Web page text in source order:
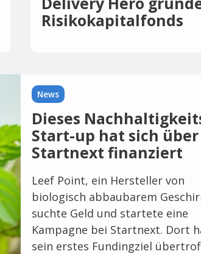
Risikokapitalfonds
News
Dieses
Start-up hat sich über
Startnext finanziert
Leef Point, ein Hersteller von
biologisch abbaubarem
suchte Geld und startete eine
Kampagne bei Startnext. Dort
sein erstes Fundingziel